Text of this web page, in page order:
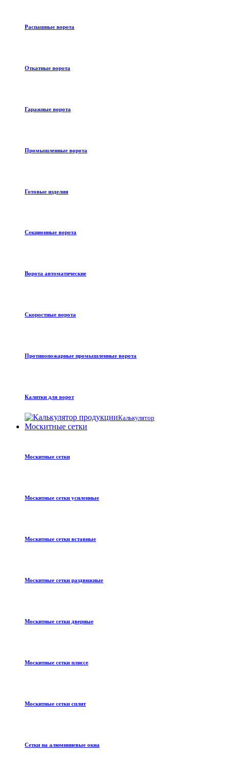
Распашные ворота
Откатные ворота
Гаражные ворота
Промышленные ворота
Готовые изделия
Секционные ворота
Ворота автоматические
Скоростные ворота
Противопожарные промышленные ворота
Калитки для ворот
Калькулятор
Москитные сетки
Москитные сетки
Москитные сетки усиленные
Москитные сетки вставные
Москитные сетки раздвижные
Москитные сетки дверные
Москитные сетки плиссе
Москитные сетки сплит
Сетки на алюминиевые окна